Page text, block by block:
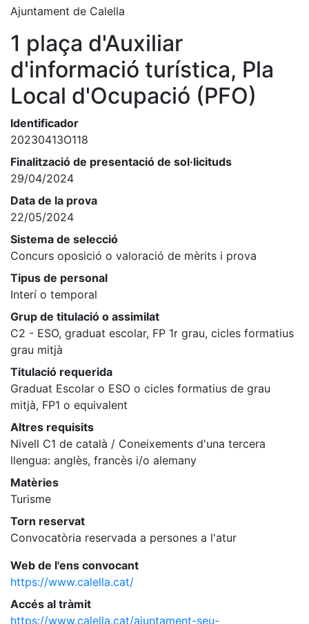
Ajuntament de Calella
1 plaça d'Auxiliar
d'informació turística, Pla
Local d'Ocupació (PFO)
Identificador
20230413O118
Finalització de presentació de sol·licituds
29/04/2024
Data de la prova
22/05/2024
Sistema de selecció
Concurs oposició o valoració de mèrits i prova
Tipus de personal
Interí o temporal
Grup de titulació o assimilat
C2 - ESO, graduat escolar, FP 1r grau, cicles formatius
grau mitjà
Titulació requerida
Graduat Escolar o ESO o cicles formatius de grau
mitjà, FP1 o equivalent
Altres requisits
Nivell C1 de català / Coneixements d'una tercera
llengua: anglès, francès i/o alemany
Matèries
Turisme
Torn reservat
Convocatòria reservada a persones a l'atur
Web de l'ens convocant
https://www.calella.cat/
Accés al tràmit
https://www.calella.cat/ajuntament-seu-